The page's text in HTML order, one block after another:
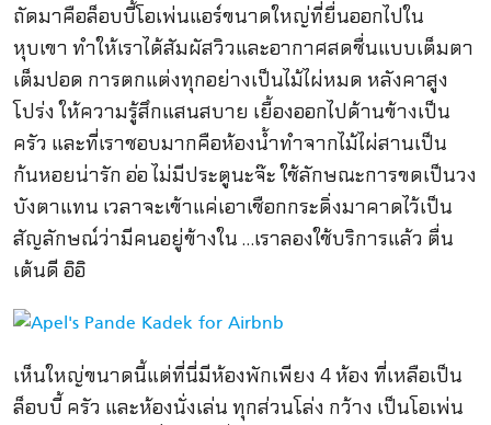
ถัดมาคือล็อบบี้โอเพ่นแอร์ขนาดใหญ่ที่ยื่นออกไปใน
หุบเขา ทำให้เราได้สัมผัสวิวและอากาศสดชื่นแบบเต็มตา
เต็มปอด การตกแต่งทุกอย่างเป็นไม้ไผ่หมด หลังคาสูง
โปร่ง ให้ความรู้สึกแสนสบาย เยื้องออกไปด้านข้างเป็น
ครัว และที่เราชอบมากคือห้องน้ำทำจากไม้ไผ่สานเป็น
ก้นหอยน่ารัก อ่อ ไม่มีประตูนะจ๊ะ ใช้ลักษณะการขดเป็นวง
บังตาแทน เวลาจะเข้าแค่เอาเชือกกระดิ่งมาคาดไว้เป็น
สัญลักษณ์ว่ามีคนอยู่ข้างใน …เราลองใช้บริการแล้ว ตื่น
เต้นดี อิอิ
เห็นใหญ่ขนาดนี้แต่ที่นี่มีห้องพักเพียง 4 ห้อง ที่เหลือเป็น
ล็อบบี้ ครัว และห้องนั่งเล่น ทุกส่วนโล่ง กว้าง เป็นโอเพ่น